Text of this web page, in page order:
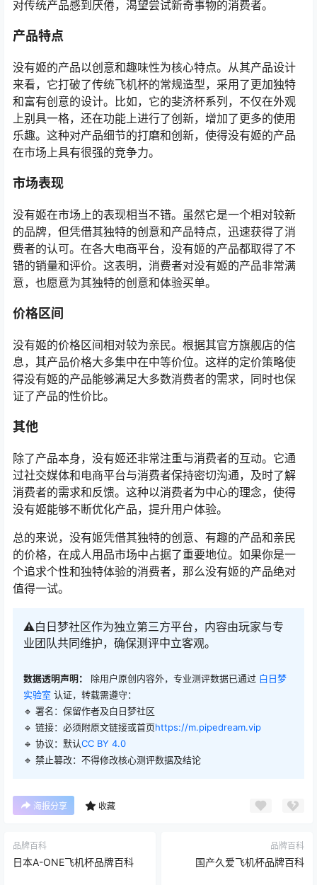
对传统产品感到厌倦，渴望尝试新奇事物的消费者。
产品特点
没有姬的产品以创意和趣味性为核心特点。从其产品设计
来看，它打破了传统飞机杯的常规造型，采用了更加独特
和富有创意的设计。比如，它的斐济杯系列，不仅在外观
上别具一格，还在功能上进行了创新，增加了更多的使用
乐趣。这种对产品细节的打磨和创新，使得没有姬的产品
在市场上具有很强的竞争力。
市场表现
没有姬在市场上的表现相当不错。虽然它是一个相对较新
的品牌，但凭借其独特的创意和产品特点，迅速获得了消
费者的认可。在各大电商平台，没有姬的产品都取得了不
错的销量和评价。这表明，消费者对没有姬的产品非常满
意，也愿意为其独特的创意和体验买单。
价格区间
没有姬的价格区间相对较为亲民。根据其官方旗舰店的信
息，其产品价格大多集中在中等价位。这样的定价策略使
得没有姬的产品能够满足大多数消费者的需求，同时也保
证了产品的性价比。
其他
除了产品本身，没有姬还非常注重与消费者的互动。它通
过社交媒体和电商平台与消费者保持密切沟通，及时了解
消费者的需求和反馈。这种以消费者为中心的理念，使得
没有姬能够不断优化产品，提升用户体验。
总的来说，没有姬凭借其独特的创意、有趣的产品和亲民
的价格，在成人用品市场中占据了重要地位。如果你是一
个追求个性和独特体验的消费者，那么没有姬的产品绝对
值得一试。
⚠️白日梦社区作为独立第三方平台，内容由玩家与专
业团队共同维护，确保测评中立客观。
数据透明声明： 除用户原创内容外，专业测评数据已通过 白日梦
实验室 认证，转载需遵守：
🔹 署名：保留作者及白日梦社区
🔹 链接：必须附原文链接或首页https://m.pipedream.vip
🔹 协议：默认CC BY 4.0
🔹 禁止篡改：不得修改核心测评数据及结论
海报分享 收藏
品牌百科
日本A-ONE飞机杯品牌百科
品牌百科
国产久爱飞机杯品牌百科